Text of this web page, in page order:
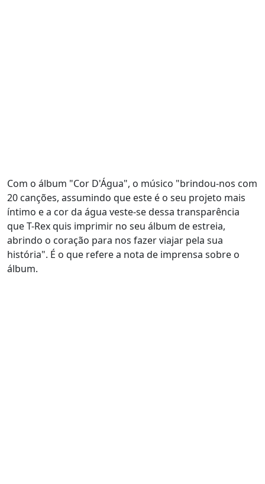
Com o álbum "Cor D'Água", o músico "brindou-nos com
20 canções, assumindo que este é o seu projeto mais
íntimo e a cor da água veste-se dessa transparência
que T-Rex quis imprimir no seu álbum de estreia,
abrindo o coração para nos fazer viajar pela sua
história". É o que refere a nota de imprensa sobre o
álbum.